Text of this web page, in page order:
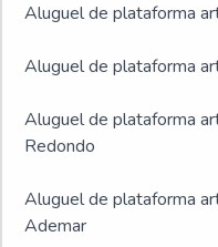
Aluguel de plataforma
Aluguel de plataforma
Aluguel de plataforma
Redondo
Aluguel de plataforma
Ademar